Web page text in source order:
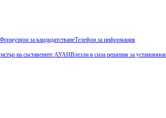
Формуляри за кандидатстванеТелефон за информация
на съставените АУАНВлезли в сила решения за